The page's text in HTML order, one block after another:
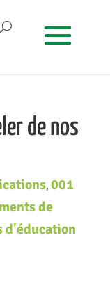
de nos
, 001
de
d'éducation